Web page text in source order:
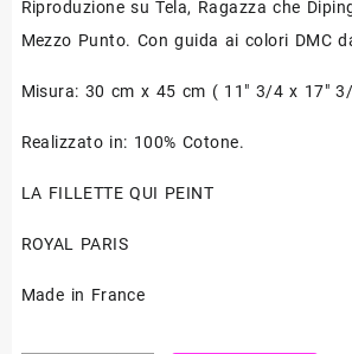
originaleattuale
€19,00.
Riproduzione su Tela, Ragazza che
Mezzo Punto. Con guida ai colori DMC
Misura: 30 cm x 45 cm ( 11″ 3/4 x 17″
Realizzato in: 100% Cotone.
LA FILLETTE QUI PEINT
ROYAL PARIS
Made in France